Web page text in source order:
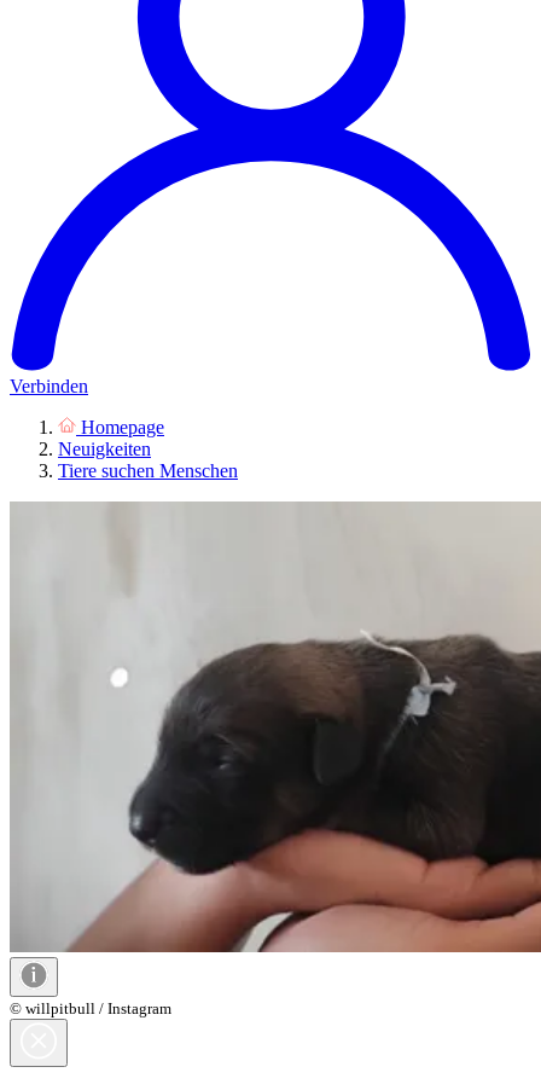
Verbinden
Homepage
Neuigkeiten
Tiere suchen Menschen
© willpitbull / Instagram